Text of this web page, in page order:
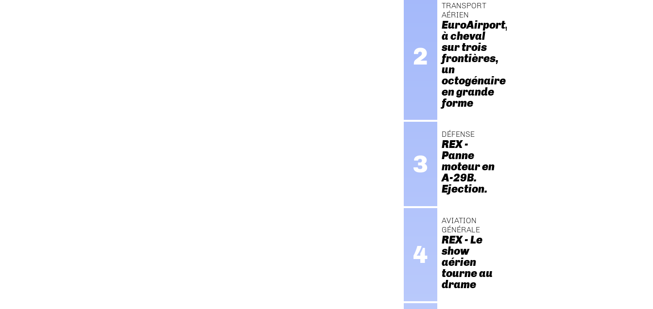
TRANSPORT
AÉRIEN
EuroAirport,
à cheval
sur trois
frontières,
un
octogénaire
en grande
forme
DÉFENSE
REX -
Panne
moteur en
A-29B.
Ejection.
AVIATION
GÉNÉRALE
REX - Le
show
aérien
tourne au
drame